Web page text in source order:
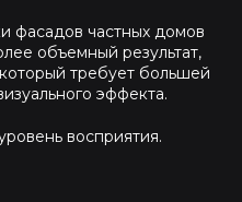
фасадов частных домов
объемный результат,
требует большей
эффекта.
восприятия.